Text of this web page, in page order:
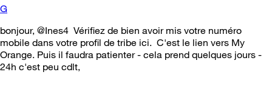
G
bonjour, @Ines4 Vérifiez de bien avoir mis votre numéro
mobile dans votre profil de tribe ici. C'est le lien vers My
Orange. Puis il faudra patienter - cela prend quelques jours -
24h c'est peu cdlt,